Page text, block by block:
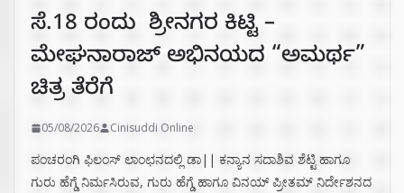
ಸೆ.18 ರಂದು ಶ್ರೀನಗರ ಕಿಟ್ಟಿ –
ಮೇಘನಾರಾಜ್ ಅಭಿನಯದ “ಅಮರ್ಥ”
ಚಿತ್ರ ತೆರೆಗೆ
05/08/2026 Cinisuddi Online
ಪಂಚರಂಗಿ ಫಿಲಂಸ್ ಲಾಂಛನದಲ್ಲಿ ಡಾ|| ಕನ್ಯಾನ ಸದಾಶಿವ ಶೆಟ್ಟಿ ಹಾಗೂ
ಗುರು ಹೆಗ್ಡೆ ನಿರ್ಮಸಿರುವ, ಗುರು ಹೆಗ್ಡೆ ಹಾಗೂ ವಿನಯ್ ಪ್ರೀತಮ್ ನಿರ್ದೇಶನದ